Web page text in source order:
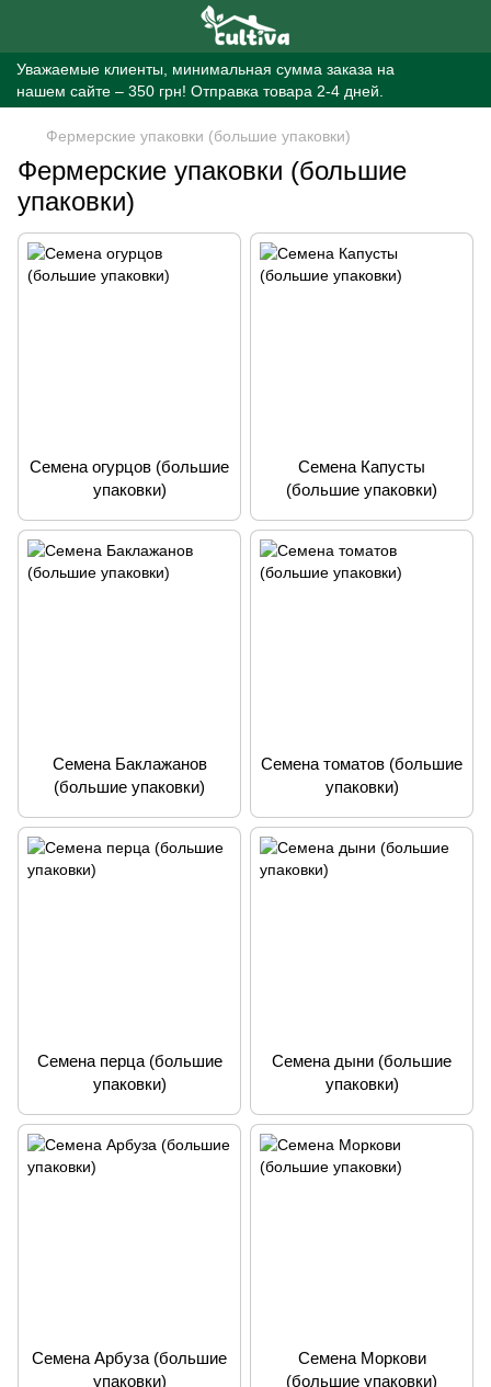
Уважаемые клиенты, минимальная сумма заказа на
нашем сайте – 350 грн! Отправка товара 2-4 дней.
Фермерские упаковки (большие упаковки)
Фермерские упаковки (большие
упаковки)
Семена огурцов (большие
упаковки)
Семена Капусты
(большие упаковки)
Семена Баклажанов
(большие упаковки)
Семена томатов (большие
упаковки)
Семена перца (большие
упаковки)
Семена дыни (большие
упаковки)
Семена Арбуза (большие
упаковки)
Семена Моркови
(большие упаковки)